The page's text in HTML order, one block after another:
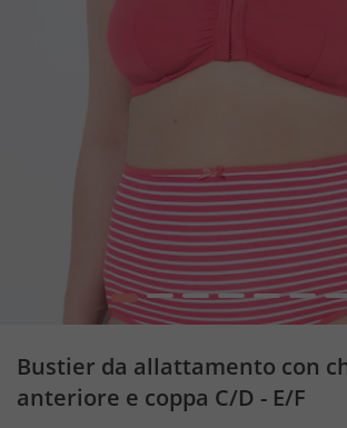
1 2 3 4 5 6 7
Bustier da allattamento con
anteriore e coppa C/D - E/F